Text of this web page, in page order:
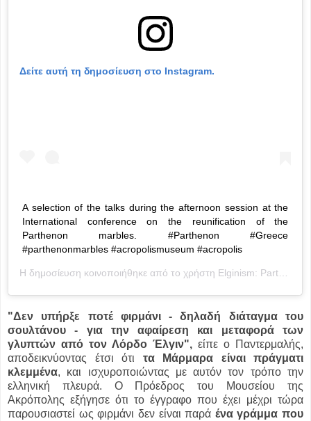
Δείτε αυτή τη δημοσίευση στο Instagram.
A selection of the talks during the afternoon session at the
International conference on the reunification of the
Parthenon marbles. #Parthenon #Greece
#parthenonmarbles #acropolismuseum #acropolis
Η δημοσίευση κοινοποιήθηκε από το χρήστη Elginism: Parthenon Sculptures
"Δεν υπήρξε ποτέ φιρμάνι - δηλαδή διάταγμα του
σουλτάνου - για την αφαίρεση και μεταφορά των
γλυπτών από τον Λόρδο Έλγιν", είπε ο Παντερμαλής,
αποδεικνύοντας έτσι ότι τα Μάρμαρα είναι πράγματι
κλεμμένα, και ισχυροποιώντας με αυτόν τον τρόπο την
ελληνική πλευρά. Ο Πρόεδρος του Μουσείου της
Ακρόπολης εξήγησε ότι το έγγραφο που έχει μέχρι τώρα
παρουσιαστεί ως φιρμάνι δεν είναι παρά ένα γράμμα που